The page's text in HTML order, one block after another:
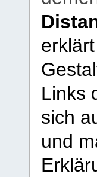
Links
sich
und